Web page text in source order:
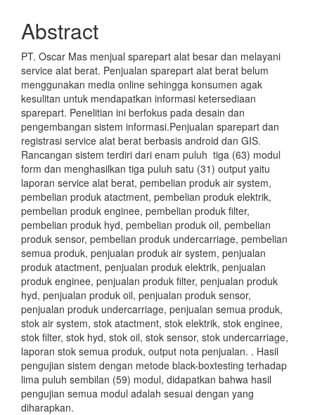
Abstract
PT. Oscar Mas menjual sparepart alat besar dan melayani
service alat berat. Penjualan sparepart alat berat belum
menggunakan media online sehingga konsumen agak
kesulitan untuk mendapatkan informasi ketersediaan
sparepart. Penelitian ini berfokus pada desain dan
pengembangan sistem informasi.Penjualan sparepart dan
registrasi service alat berat berbasis android dan GIS.
Rancangan sistem terdiri dari enam puluh tiga (63) modul
form dan menghasilkan tiga puluh satu (31) output yaitu
laporan service alat berat, pembelian produk air system,
pembelian produk atactment, pembelian produk elektrik,
pembelian produk enginee, pembelian produk filter,
pembelian produk hyd, pembelian produk oil, pembelian
produk sensor, pembelian produk undercarriage, pembelian
semua produk, penjualan produk air system, penjualan
produk atactment, penjualan produk elektrik, penjualan
produk enginee, penjualan produk filter, penjualan produk
hyd, penjualan produk oil, penjualan produk sensor,
penjualan produk undercarriage, penjualan semua produk,
stok air system, stok atactment, stok elektrik, stok enginee,
stok filter, stok hyd, stok oil, stok sensor, stok undercarriage,
laporan stok semua produk, output nota penjualan. . Hasil
pengujian sistem dengan metode black-boxtesting terhadap
lima puluh sembilan (59) modul, didapatkan bahwa hasil
pengujian semua modul adalah sesuai dengan yang
diharapkan.